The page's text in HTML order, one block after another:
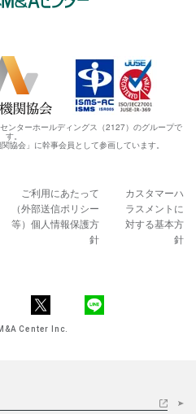
ンターホールディングス（2127）のグループで
す。
協会」に幹事会員として参画しています。
ご利用にあたって
（外部送信ポリシー
等）個人情報保護方
針
カスタマーハ
ラスメントに
対する基本方
針
Center Inc.